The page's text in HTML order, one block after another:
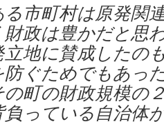
市町村は原発関
政は豊かだと思
立地に賛成したの
防ぐためでもあっ
町の財政規模の
っている自治体